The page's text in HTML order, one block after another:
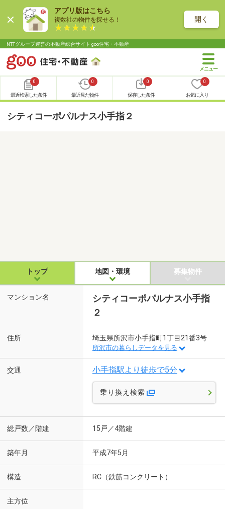
アプリ版はこちら
複数社の物件を探せる！ 開く
NTTグループ運営の不動産総合サイト goo住宅・不動産
0
最近検索した条件
0
最近見た物件
0
保存した条件
0
お気に入り
シティコーポパルナス小手指２
トップ 地図・環境 募集物件
マンション名
シティコーポパルナス小手指
２
住所 埼玉県所沢市小手指町1丁目21番3号
所沢市の暮らしデータを見る
交通 小手指駅より徒歩で5分
乗り換え検索
総戸数／階建 15戸／4階建
築年月 平成7年5月
構造 RC（鉄筋コンクリート）
主方位